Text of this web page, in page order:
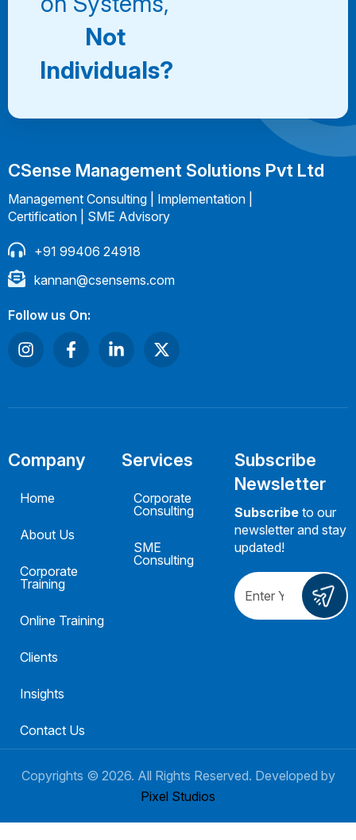
Not
Individuals?
CSense Management Solutions Pvt Ltd
Management Consulting | Implementation |
Certification | SME Advisory
+91 99406 24918
kannan@csensems.com
Follow us On:
Company
Home
About Us
Corporate
Training
Online Training
Clients
Insights
Contact Us
Services
Corporate
Consulting
SME
Consulting
Subscribe
Newsletter
Subscribe to our
newsletter and stay
updated!
Copyrights © 2026. All Rights Reserved. Developed by
Pixel Studios